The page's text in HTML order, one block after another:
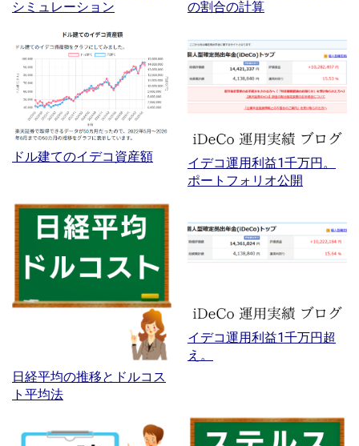
シミュレーション
の割合の計算
ドル建てのイデコ資産額
イデコ運用利益1千万円。
ポートフォリオ公開
日経平均の推移とドルコス
ト平均法
イデコ運用利益1千万円超
え。